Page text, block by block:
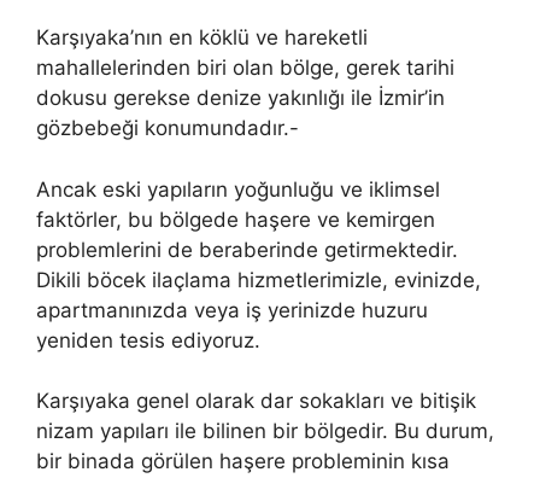
Karşıyaka’nın en köklü ve hareketli
mahallelerinden biri olan bölge, gerek tarihi
dokusu gerekse denize yakınlığı ile İzmir’in
gözbebeği konumundadır.-
Ancak eski yapıların yoğunluğu ve iklimsel
faktörler, bu bölgede haşere ve kemirgen
problemlerini de beraberinde getirmektedir.
Dikili böcek ilaçlama hizmetlerimizle, evinizde,
apartmanınızda veya iş yerinizde huzuru
yeniden tesis ediyoruz.
Karşıyaka genel olarak dar sokakları ve bitişik
nizam yapıları ile bilinen bir bölgedir. Bu durum,
bir binada görülen haşere probleminin kısa